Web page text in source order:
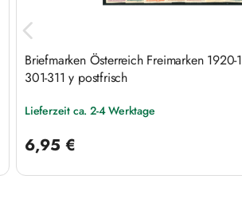
Briefmarken Österreich Freimarken 1920-
301-311 y postfrisch
Lieferzeit ca. 2-4 Werktage
6,95 €